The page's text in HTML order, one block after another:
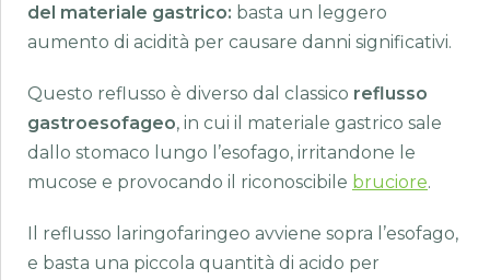
del materiale gastrico: basta un leggero
aumento di acidità per causare danni significativi.
Questo reflusso è diverso dal classico reflusso
gastroesofageo, in cui il materiale gastrico sale
dallo stomaco lungo l’esofago, irritandone le
mucose e provocando il riconoscibile bruciore.
Il reflusso laringofaringeo avviene sopra l’esofago,
e basta una piccola quantità di acido per